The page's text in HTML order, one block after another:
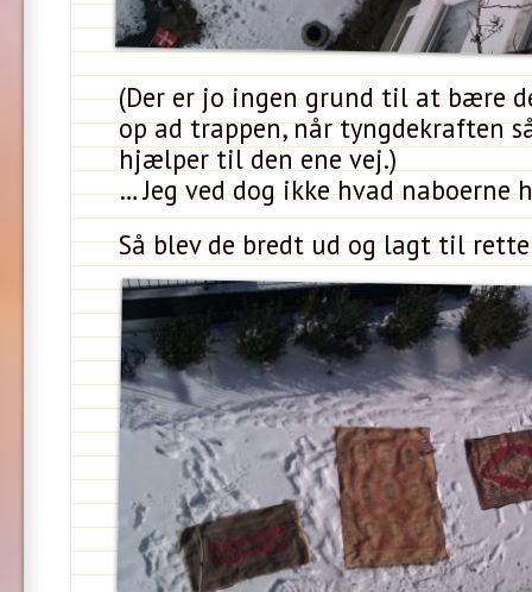
(Der er jo ingen grund til at bære
op ad trappen, når tyngdekraften
hjælper til den ene vej.)
… Jeg ved dog ikke hvad
Så blev de bredt ud og lagt til